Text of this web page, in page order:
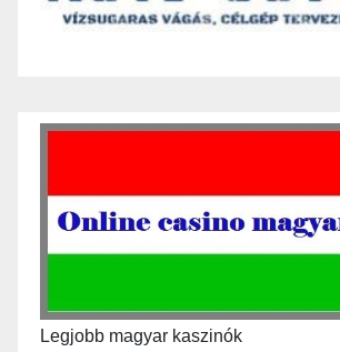
Legjobb magyar kaszinók